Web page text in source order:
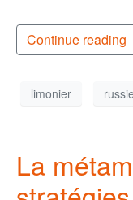
Continue reading
limonier russie
La